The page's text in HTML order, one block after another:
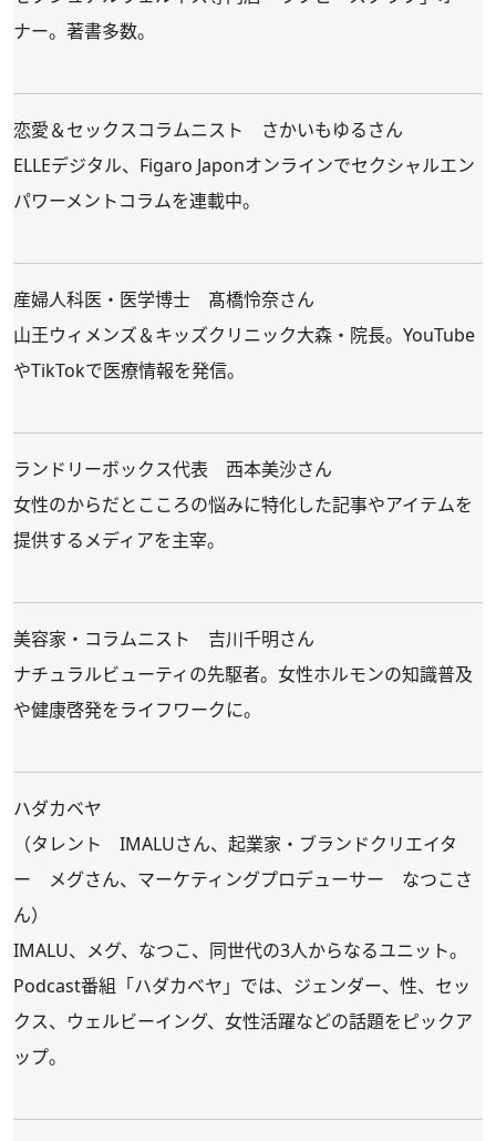
ナー。著書多数。
恋愛＆セックスコラムニスト さかいもゆるさん
ELLEデジタル、Figaro Japonオンラインでセクシャルエン
パワーメントコラムを連載中。
産婦人科医・医学博士 髙橋怜奈さん
山王ウィメンズ＆キッズクリニック大森・院長。YouTube
やTikTokで医療情報を発信。
ランドリーボックス代表 西本美沙さん
女性のからだとこころの悩みに特化した記事やアイテムを
提供するメディアを主宰。
美容家・コラムニスト 吉川千明さん
ナチュラルビューティの先駆者。女性ホルモンの知識普及
や健康啓発をライフワークに。
ハダカベヤ
（タレント IMALUさん、起業家・ブランドクリエイタ
ー メグさん、マーケティングプロデューサー なつこさ
ん）
IMALU、メグ、なつこ、同世代の3人からなるユニット。
Podcast番組「ハダカベヤ」では、ジェンダー、性、セッ
クス、ウェルビーイング、女性活躍などの話題をピックア
ップ。